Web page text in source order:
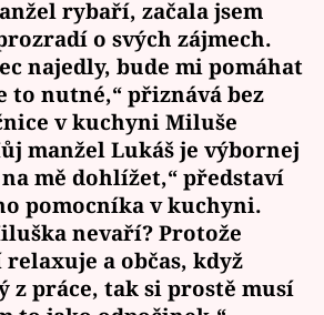
rybaří, začala jsem
o svých zájmech.
najedly, bude mi pomáhat
to nutné,“ přiznává bez
v kuchyni Miluše
manžel Lukáš je výbornej
mě dohlížet,“ představí
pomocníka v kuchyni.
nevaří? Protože
a občas, když
z práce, tak si prostě musí